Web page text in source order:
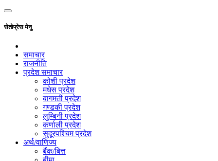
सेतोप्रेस मेनु
समाचार
राजनीति
प्रदेश समाचार
कोशी प्रदेश
मधेस प्रदेश
बागमती प्रदेश
गण्डकी प्रदेश
लुम्बिनी प्रदेश
कर्णाली प्रदेश
सुदूरपश्चिम प्रदेश
अर्थ/वाणिज्य
बैंक/बित्त